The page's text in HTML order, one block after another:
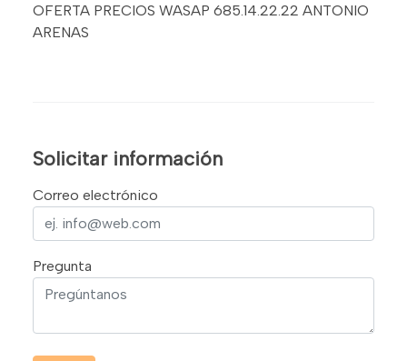
OFERTA PRECIOS WASAP 685.14.22.22 ANTONIO
ARENAS
Solicitar información
Correo electrónico
Pregunta